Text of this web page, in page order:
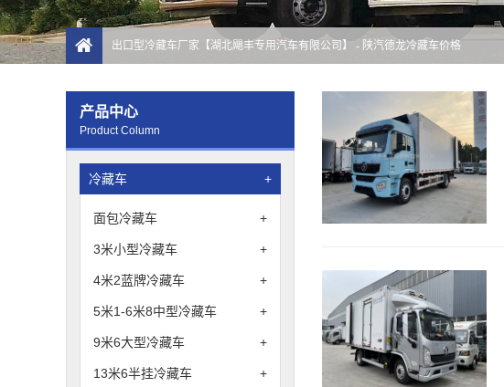
出口型冷藏车厂家【湖北飓丰专用汽车有限公司】 - 陕汽德龙冷藏车价格
产品中心
Product Column
冷藏车 +
面包冷藏车 +
3米小型冷藏车 +
4米2蓝牌冷藏车 +
5米1-6米8中型冷藏车 +
9米6大型冷藏车 +
13米6半挂冷藏车 +